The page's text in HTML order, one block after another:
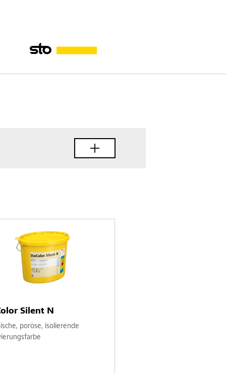
Silent N
poröse, isolierende